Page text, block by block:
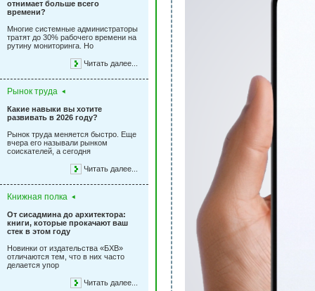
отнимает больше всего
времени?
Многие системные администраторы
тратят до 30% рабочего времени на
рутину мониторинга. Но
Читать далее...
Рынок труда
Какие навыки вы хотите
развивать в 2026 году?
Рынок труда меняется быстро. Еще
вчера его называли рынком
соискателей, а сегодня
Читать далее...
Книжная полка
От сисадмина до архитектора:
книги, которые прокачают ваш
стек в этом году
Новинки от издательства «БХВ»
отличаются тем, что в них часто
делается упор
Читать далее...